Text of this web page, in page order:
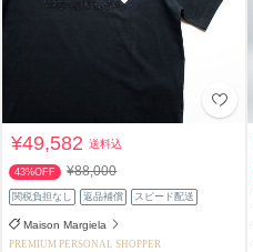
¥49,582送料込
43%OFF ¥88,000
関税負担なし 返品補償 スピード配送
Maison Margiela
PREMIUM PERSONAL SHOPPER